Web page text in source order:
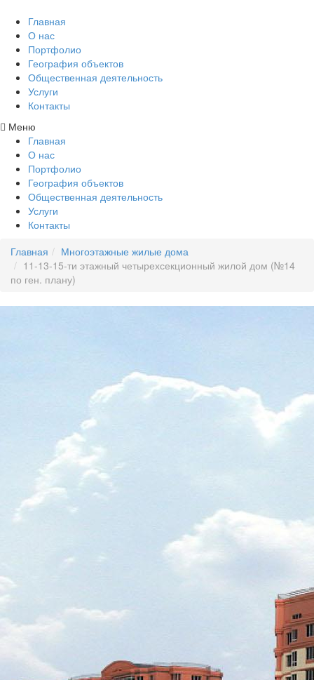
Главная
О нас
Портфолио
География объектов
Общественная деятельность
Услуги
Контакты
Меню
Главная
О нас
Портфолио
География объектов
Общественная деятельность
Услуги
Контакты
Главная
Многоэтажные жилые дома
11-13-15-ти этажный четырехсекционный жилой дом (№14
по ген. плану)